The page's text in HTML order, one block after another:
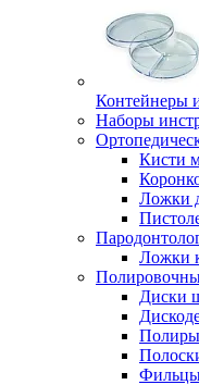
Контейнеры
Наборы
Кисти
Ложки
Ложки
Диски
Полиры